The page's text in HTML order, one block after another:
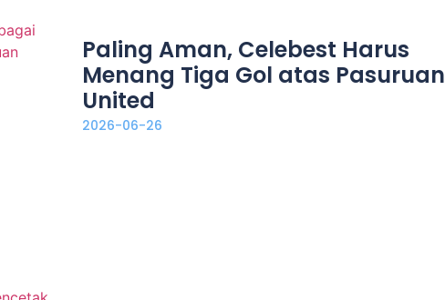
Paling Aman, Celebest Harus
Menang Tiga Gol atas Pasuruan
United
2026-06-26